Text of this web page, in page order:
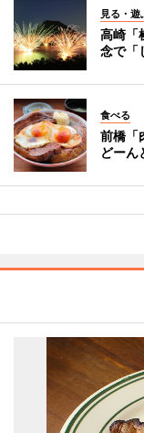
見る・遊
高崎「
念で「
食べる
前橋「
どー